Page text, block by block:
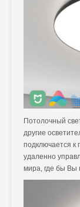
Потолочный
другие
подключается к
удаленно
мира, где бы Вы